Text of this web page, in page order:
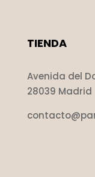
TIENDA
Avenida del
28039 Madrid